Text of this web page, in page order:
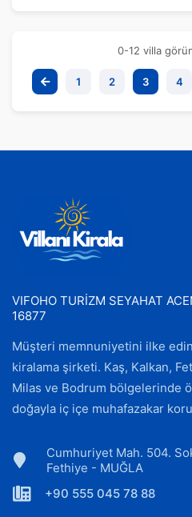
0-12 villa
1 2 3 4
VIFOHO TURİZM SEYAHAT
16877
Müşteri memnuniyetini ilke
kiralama şirketi. Kaş, Kalkan,
Milas ve Bodrum bölgelerinde
doğayla iç içe muhafazakar
Cumhuriyet Mah. 504.
Fethiye - MUĞLA
+90 555 045 78 88